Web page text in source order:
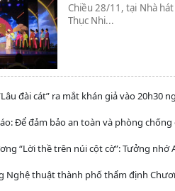
Chiều 28/11, tại Nhà
Thục Nhi...
đài cát” ra mắt khán giả vào 20h30
Để đảm bảo an toàn và phòng chống
“Lời thề trên núi cột cờ”: Tưởng
Nghệ thuật thành phố thẩm định